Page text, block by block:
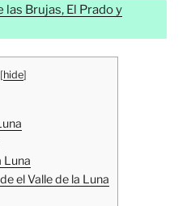
las Brujas, El Prado y
[hide]
Luna
el Valle de la Luna